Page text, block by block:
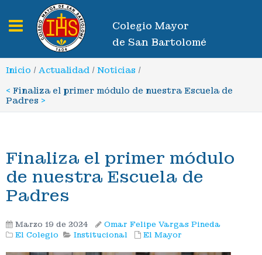
Toggle navigation
Colegio Mayor
de San Bartolomé
Inicio / Actualidad / Noticias /
< Finaliza el primer módulo de nuestra Escuela de
Padres >
Finaliza el primer módulo
de nuestra Escuela de
Padres
Marzo 19 de 2024
Omar Felipe Vargas Pineda
El Colegio
Institucional El Mayor